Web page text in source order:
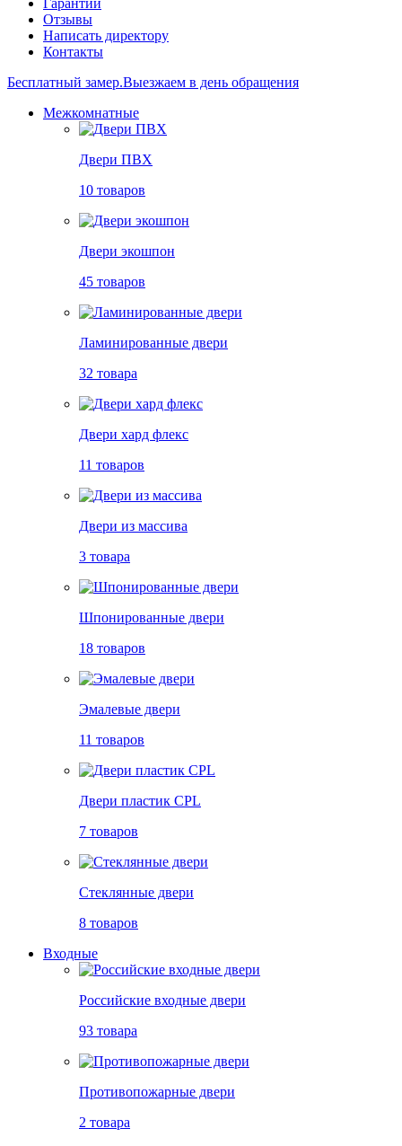
Гарантии
Отзывы
Написать директору
Контакты
Бесплатный замер.Выезжаем в день обращения
Межкомнатные
Двери ПВХ
10 товаров
Двери экошпон
45 товаров
Ламинированные двери
32 товара
Двери хард флекс
11 товаров
Двери из массива
3 товара
Шпонированные двери
18 товаров
Эмалевые двери
11 товаров
Двери пластик CPL
7 товаров
Стеклянные двери
8 товаров
Входные
Российские входные двери
93 товара
Противопожарные двери
2 товара